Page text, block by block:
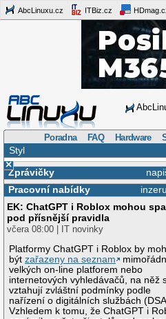
AbcLinuxu.cz ITBiz.cz
Poradna FAQ Hardware
Styl
×
Zprávičky
Pracovní nabídky
EK: ChatGPT i Roblox mohou
pod přísnější pravidla
včera 08:00 | IT novinky
Platformy ChatGPT i Roblox by
býtzařazeny na seznam
velkých on-line platforem nebo
internetových vyhledávačů, na něž
vztahují zvláštní podmínky podle
nařízení o digitálních službách
Vzhledem k tomu, že ChatGPT i